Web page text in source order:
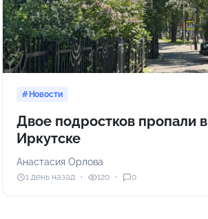
Новости
Двое подростков пропали в
Иркутске
Анастасия Орлова
1 день назад 120 0